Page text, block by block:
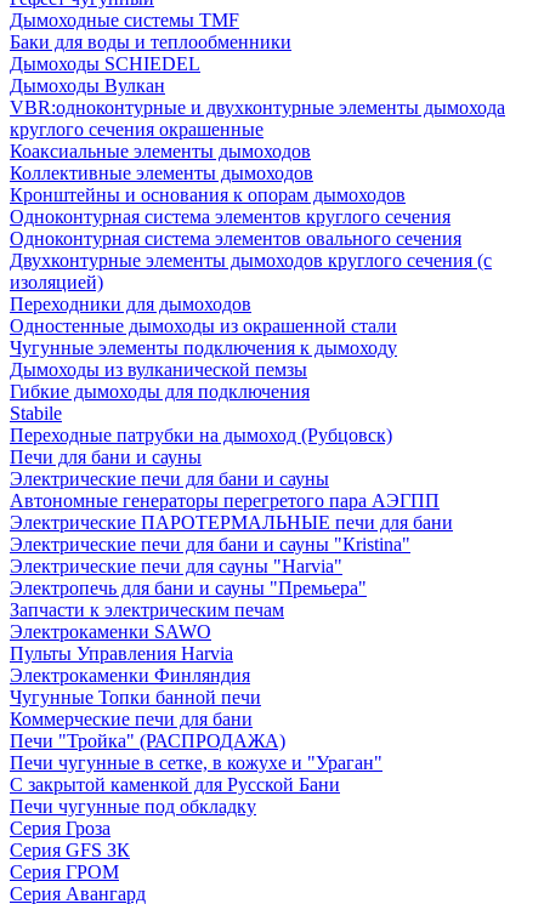
Дымоходные системы TMF
Баки для воды и теплообменники
Дымоходы SCHIEDEL
Дымоходы Вулкан
VBR:одноконтурные и двухконтурные элементы дымохода
круглого сечения окрашенные
Коаксиальные элементы дымоходов
Коллективные элементы дымоходов
Кронштейны и основания к опорам дымоходов
Одноконтурная система элементов круглого сечения
Одноконтурная система элементов овального сечения
Двухконтурные элементы дымоходов круглого сечения (с
изоляцией)
Переходники для дымоходов
Одностенные дымоходы из окрашенной стали
Чугунные элементы подключения к дымоходу
Дымоходы из вулканической пемзы
Гибкие дымоходы для подключения
Stabile
Переходные патрубки на дымоход (Рубцовск)
Печи для бани и сауны
Электрические печи для бани и сауны
Автономные генераторы перегретого пара АЭГПП
Электрические ПАРОТЕРМАЛЬНЫЕ печи для бани
Электрические печи для бани и сауны "Кristina"
Электрические печи для сауны "Harvia"
Электропечь для бани и сауны "Премьера"
Запчасти к электрическим печам
Электрокаменки SAWO
Пульты Управления Harvia
Электрокаменки Финляндия
Чугунные Топки банной печи
Коммерческие печи для бани
Печи "Тройка" (РАСПРОДАЖА)
Печи чугунные в сетке, в кожухе и "Ураган"
С закрытой каменкой для Русской Бани
Печи чугунные под обкладку
Серия Гроза
Серия GFS ЗК
Серия ГРОМ
Серия Авангард